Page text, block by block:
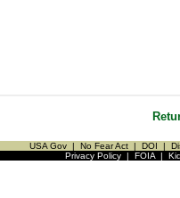
USA Gov | No Fear Act | DOI |
Privacy Policy| FOIA|